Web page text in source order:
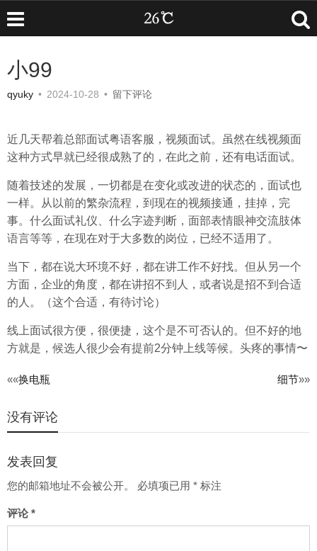
小99
qyuky • 2024-10-28 • 留下评论
近几天帮着总部面试粤语客服，视频面试。虽然在线视频面
这种方式早就已经很成熟了的，在此之前，还有电话面试。
随着技述的发展，一切都是在变化或改进的状态的，面试也
一样。从以前的繁杂流程，到现在的视频接通，挂掉，完
事。什么面试礼仪、什么字迹判断，面部表情眼神交流肢体
语言等等，在现在对于大多数的岗位，已经不适用了。
当下，都在说大环境不好，都在讲工作不好找。但从另一个
方面，企业的角度，都在讲招不到人，或者说是招不到合适
的人。（这个合适，有待讨论）
线上面试很方便，很便捷，这个是不可否认的。但不好的地
方就是，候选人很少会有提前2分钟上线等候。头疼的事情〜
文
章
导
航
««换电瓶 细节»»
没有评论
发表回复
您的邮箱地址不会被公开。 必填项已用 * 标注
评论*